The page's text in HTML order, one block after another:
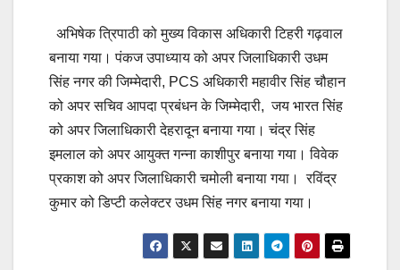
अभिषेक त्रिपाठी को मुख्य विकास अधिकारी टिहरी गढ़वाल
बनाया गया। पंकज उपाध्याय को अपर जिलाधिकारी उधम
सिंह नगर की जिम्मेदारी, PCS अधिकारी महावीर सिंह चौहान
को अपर सचिव आपदा प्रबंधन के जिम्मेदारी, जय भारत सिंह
को अपर जिलाधिकारी देहरादून बनाया गया। चंद्र सिंह
इमलाल को अपर आयुक्त गन्ना काशीपुर बनाया गया। विवेक
प्रकाश को अपर जिलाधिकारी चमोली बनाया गया। रविंद्र
कुमार को डिप्टी कलेक्टर उधम सिंह नगर बनाया गया।